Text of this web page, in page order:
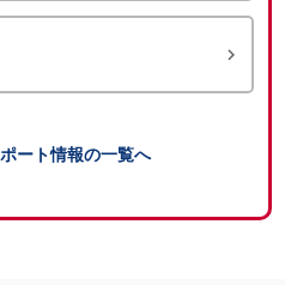

ート情報の一覧へ